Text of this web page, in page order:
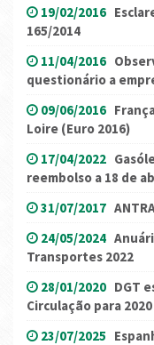
19/02/2016
165/2014
11/04/2016
questionário a
09/06/2016
Loire (Euro 2016)
17/04/2022
reembolso a 18 de
31/07/2017
24/05/2024
Transportes 2022
28/01/2020 DGT
Circulação para 2020
23/07/2025